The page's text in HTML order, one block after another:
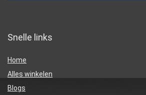
Snelle links
Home
Alles winkelen
Blogs